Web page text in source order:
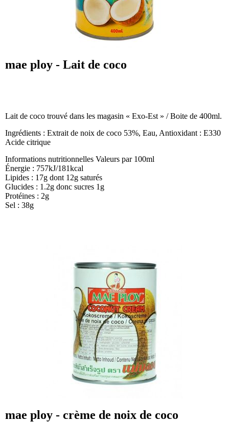
mae ploy - Lait de coco
Lait de coco trouvé dans les magasin « Exo-Est » / Boite de 400ml.
Ingrédients : Extrait de noix de coco 53%, Eau, Antioxidant : E330
Acide citrique
Informations nutritionnelles Valeurs par 100ml
Énergie : 757kJ/181kcal
Lipides : 17g dont 12g saturés
Glucides : 1.2g donc sucres 1g
Protéines : 2g
Sel : 38g
mae ploy - crème de noix de coco